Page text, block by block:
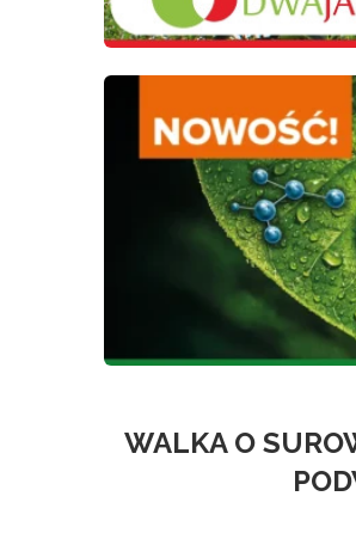
WALKA O